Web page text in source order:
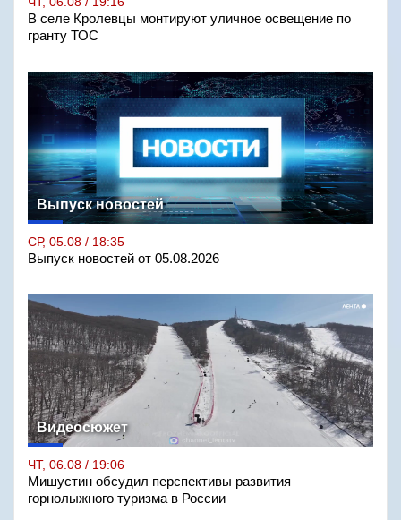
В селе Кролевцы монтируют уличное освещение по
гранту ТОС
Выпуск новостей
СР, 05.08 / 18:35
Выпуск новостей от 05.08.2026
Видеосюжет
ЧТ, 06.08 / 19:06
Мишустин обсудил перспективы развития
горнолыжного туризма в России